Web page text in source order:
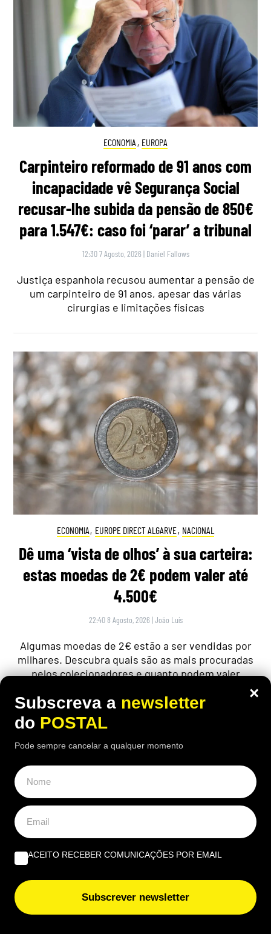
ECONOMIA , EUROPA
Carpinteiro reformado de 91 anos com
incapacidade vê Segurança Social
recusar-lhe subida da pensão de 850€
para 1.547€: caso foi ‘parar’ a tribunal
12:30 7 Agosto, 2026 | Daniel Fallows
Justiça espanhola recusou aumentar a pensão de
um carpinteiro de 91 anos, apesar das várias
cirurgias e limitações físicas
ECONOMIA, EUROPE DIRECT ALGARVE, NACIONAL
Dê uma ‘vista de olhos’ à sua carteira:
estas moedas de 2€ podem valer até
4.500€
22:40 8 Agosto, 2026 |João Luís
Algumas moedas de 2€ estão a ser vendidas por
milhares. Descubra quais são as mais procuradas
pelos colecionadores e quanto podem valer
NACIONAL
Milhares sem água: vai haver cortes de
×
Subscreva a newsletter
do POSTAL
Pode sempre cancelar a qualquer momento
ACEITO RECEBER COMUNICAÇÕES POR EMAIL
Subscrever newsletter